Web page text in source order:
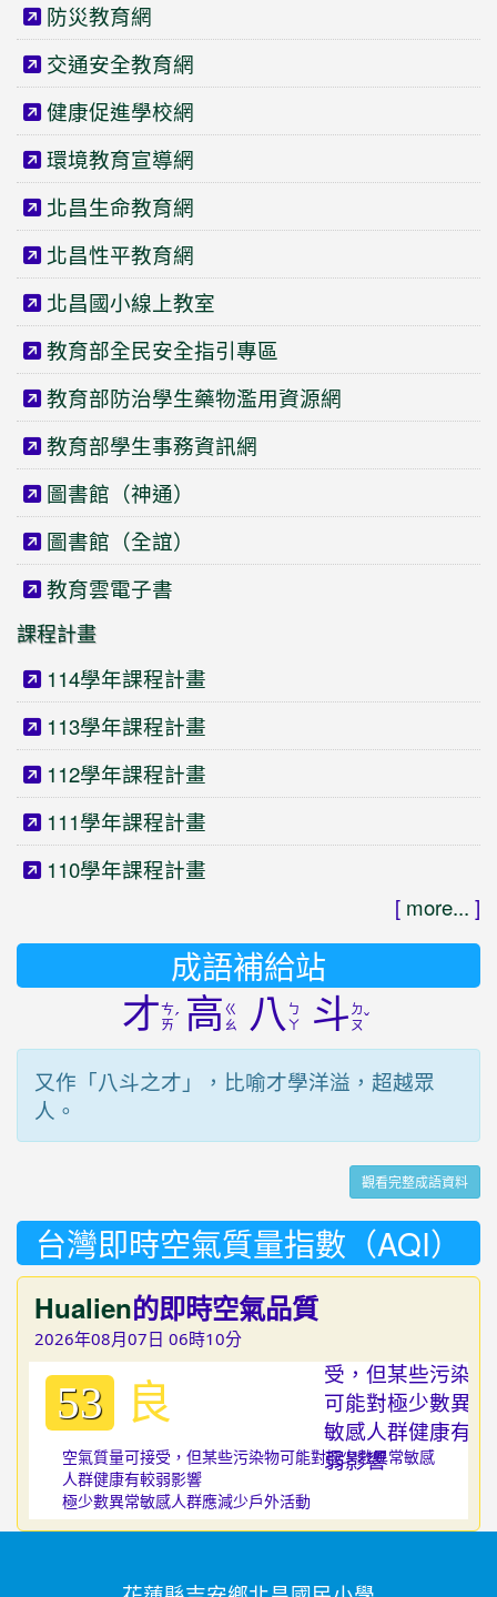
防災教育網
交通安全教育網
健康促進學校網
環境教育宣導網
北昌生命教育網
北昌性平教育網
北昌國小線上教室
教育部全民安全指引專區
教育部防治學生藥物濫用資源網
教育部學生事務資訊網
圖書館（神通）
圖書館（全誼）
教育雲電子書
課程計畫
114學年課程計畫
113學年課程計畫
112學年課程計畫
111學年課程計畫
110學年課程計畫
[ more... ]
成語補給站
才ㄘ
ㄞˊ 高 ㄍ
ㄠ
八 ㄅ
ㄚ
斗 ㄉ
ㄡˇ
又作「八斗之才」，比喻才學洋溢，超越眾
人。
觀看完整成語資料
台灣即時空氣質量指數（AQI）
Hualien的即時空氣品質
2026年08月07日 06時10分
53 良
空氣質量可接受，但某些污染物可能對極少數異常敏感
人群健康有較弱影響
極少數異常敏感人群應減少戶外活動